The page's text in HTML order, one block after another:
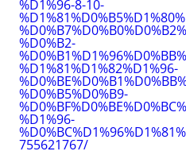
%D1%96-8-10-
%D0%B2-
%D1%81%D1%82%D1%96-
%D0%B5%D0%B9-
%D1%96-
755621767/